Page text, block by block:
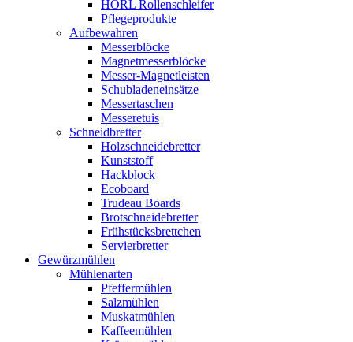
HORL Rollenschleifer
Pflegeprodukte
Aufbewahren
Messerblöcke
Magnetmesserblöcke
Messer-Magnetleisten
Schubladeneinsätze
Messertaschen
Messeretuis
Schneidbretter
Holzschneidebretter
Kunststoff
Hackblock
Ecoboard
Trudeau Boards
Brotschneidebretter
Frühstücksbrettchen
Servierbretter
Gewürzmühlen
Mühlenarten
Pfeffermühlen
Salzmühlen
Muskatmühlen
Kaffeemühlen